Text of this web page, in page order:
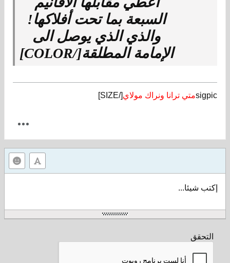
السبعة بما تحت أفلاكها!
والذي الذي يوصل الى
الإمامة المطلقة[/COLOR]
sigpicمتي ترانا ونراك مولاي[/SIZE]
إكتب شيئا...
التحقق